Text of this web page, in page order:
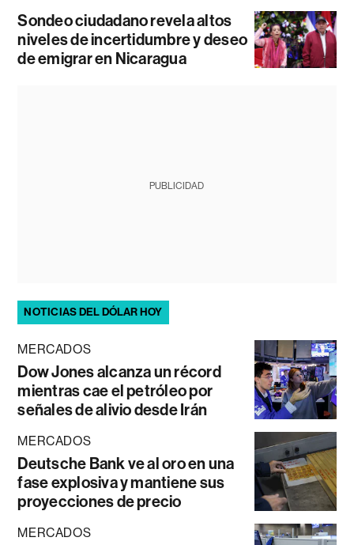
Sondeo ciudadano revela altos
niveles de incertidumbre y deseo
de emigrar en Nicaragua
PUBLICIDAD
NOTICIAS DEL DÓLAR HOY
MERCADOS
Dow Jones alcanza un récord
mientras cae el petróleo por
señales de alivio desde Irán
MERCADOS
Deutsche Bank ve al oro en una
fase explosiva y mantiene sus
proyecciones de precio
MERCADOS